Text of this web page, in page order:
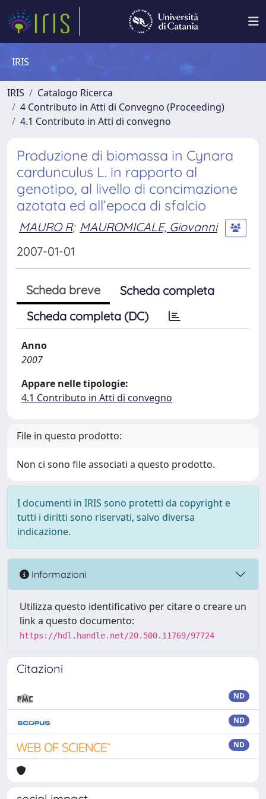
IRIS
IRIS
Catalogo Ricerca
4 Contributo in Atti di Convegno (Proceeding)
4.1 Contributo in Atti di convegno
Produzione di biomassa in Cynara
cardunculus L. in rapporto al
genotipo, al livello di concimazione
azotata ed all’epoca di sfalcio
MAURO R; MAUROMICALE, Giovanni
2007-01-01
Scheda breve
Scheda completa
Scheda completa (DC)
Anno
2007
Appare nelle tipologie:
4.1 Contributo in Atti di convegno
File in questo prodotto:
Non ci sono file associati a questo prodotto.
I documenti in IRIS sono protetti da copyright e
tutti i diritti sono riservati, salvo diversa
indicazione.
Informazioni
Utilizza questo identificativo per citare o creare un
link a questo documento:
https://hdl.handle.net/20.500.11769/97724
Citazioni
ND
ND
ND